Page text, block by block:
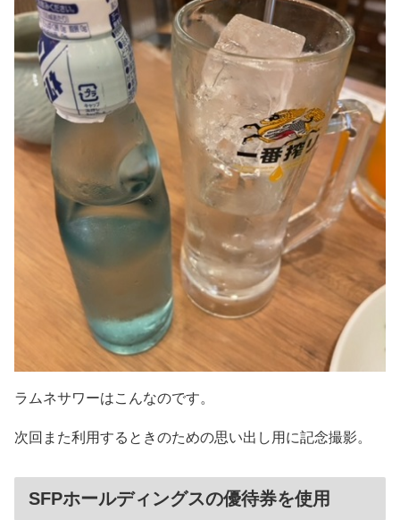
ラムネサワーはこんなのです。
次回また利用するときのための思い出し用に記念撮影。
SFPホールディングスの優待券を使用